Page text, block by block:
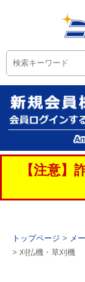
【注意】
トップページ > メ
> 刈払機・草刈機